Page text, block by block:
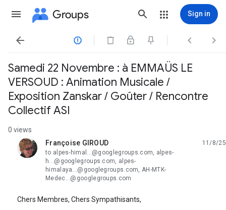
Groups Sign in
   
Samedi 22 Novembre : à EMMAÜS LE
VERSOUD : Animation Musicale /
Exposition Zanskar / Goûter / Rencontre
Collectif ASI
0 views
Françoise GIROUD
unread,
11/8/25
to alpes-himal...@googlegroups.com, alpes-
h...@googlegroups.com, alpes-
himalaya...@googlegroups.com, AH-MTK-
Medec...@googlegroups.com
Chers Membres, Chers Sympathisants,